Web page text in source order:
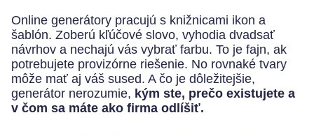
Online generátory pracujú s knižnicami ikon a
šablón. Zoberú kľúčové slovo, vyhodia dvadsať
návrhov a nechajú vás vybrať farbu. To je fajn, ak
potrebujete provizórne riešenie. No rovnaké tvary
môže mať aj váš sused. A čo je dôležitejšie,
generátor nerozumie, kým ste, prečo existujete a
v čom sa máte ako firma odlíšiť.